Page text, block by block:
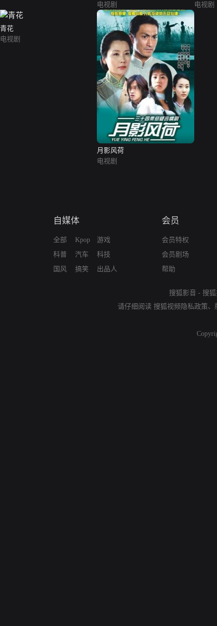
电视剧
电视剧
青花
电视剧
月影风荷
电视剧
自媒体
全部
科普
国风
Kpop
汽车
搞笑
游戏
科技
出品人
会员
会员特权
会员剧场
帮助
搜狐影音 - 搜
请仔细阅读 搜狐视频隐私政策、